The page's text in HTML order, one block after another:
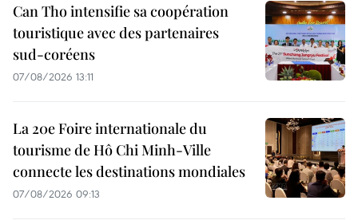
Can Tho intensifie sa coopération
touristique avec des partenaires
sud-coréens
07/08/2026 13:11
La 20e Foire internationale du
tourisme de Hô Chi Minh-Ville
connecte les destinations mondiales
07/08/2026 09:13